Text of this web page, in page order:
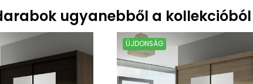
ugyanebből a kollekcióból
ÚJDONSÁG